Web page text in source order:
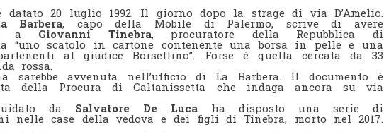
datato 20 luglio 1992. Il giorno dopo la strage di via D’Amelio.
Barbera, capo della Mobile di Palermo, scrive di avere
a Giovanni Tinebra, procuratore della Repubblica di
“uno scatolo in cartone contenente una borsa in pelle e una
al giudice Borsellino”. Forse è quella cercata da 33
rossa.
sarebbe avvenuta nell’ufficio di La Barbera. Il documento è
della Procura di Caltanissetta che indaga ancora su via
da Salvatore De Luca ha disposto una serie di
nelle case della vedova e dei figli di Tinebra, morto nel 2017.